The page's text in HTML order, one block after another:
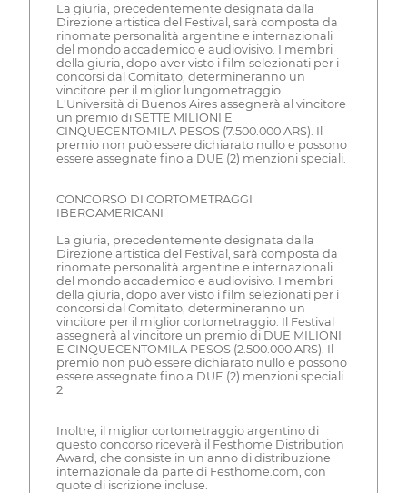
La giuria, precedentemente designata dalla
Direzione artistica del Festival, sarà composta da
rinomate personalità argentine e internazionali
del mondo accademico e audiovisivo. I membri
della giuria, dopo aver visto i film selezionati per i
concorsi dal Comitato, determineranno un
vincitore per il miglior lungometraggio.
L'Università di Buenos Aires assegnerà al vincitore
un premio di SETTE MILIONI E
CINQUECENTOMILA PESOS (7.500.000 ARS). Il
premio non può essere dichiarato nullo e possono
essere assegnate fino a DUE (2) menzioni speciali.
CONCORSO DI CORTOMETRAGGI
IBEROAMERICANI
La giuria, precedentemente designata dalla
Direzione artistica del Festival, sarà composta da
rinomate personalità argentine e internazionali
del mondo accademico e audiovisivo. I membri
della giuria, dopo aver visto i film selezionati per i
concorsi dal Comitato, determineranno un
vincitore per il miglior cortometraggio. Il Festival
assegnerà al vincitore un premio di DUE MILIONI
E CINQUECENTOMILA PESOS (2.500.000 ARS). Il
premio non può essere dichiarato nullo e possono
essere assegnate fino a DUE (2) menzioni speciali.
2
Inoltre, il miglior cortometraggio argentino di
questo concorso riceverà il Festhome Distribution
Award, che consiste in un anno di distribuzione
internazionale da parte di Festhome.com, con
quote di iscrizione incluse.